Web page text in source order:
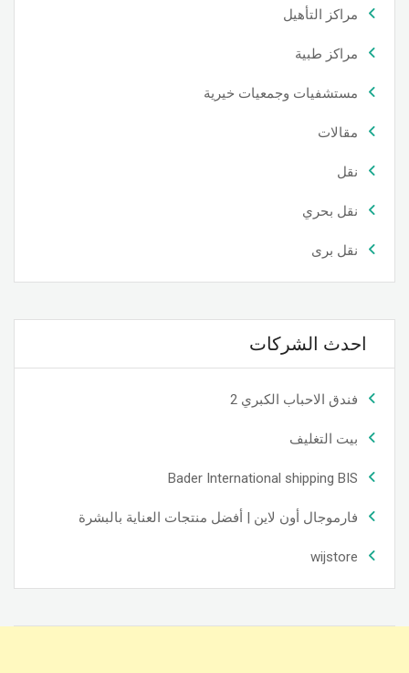
مراكز التأهيل
مراكز طبية
مستشفيات وجمعيات خيرية
مقالات
نقل
نقل بحري
نقل برى
احدث الشركات
فندق الاحباب الكبري 2
بيت التغليف
Bader International shipping BIS
فارموجال أون لاين | أفضل منتجات العناية بالبشرة
wijstore